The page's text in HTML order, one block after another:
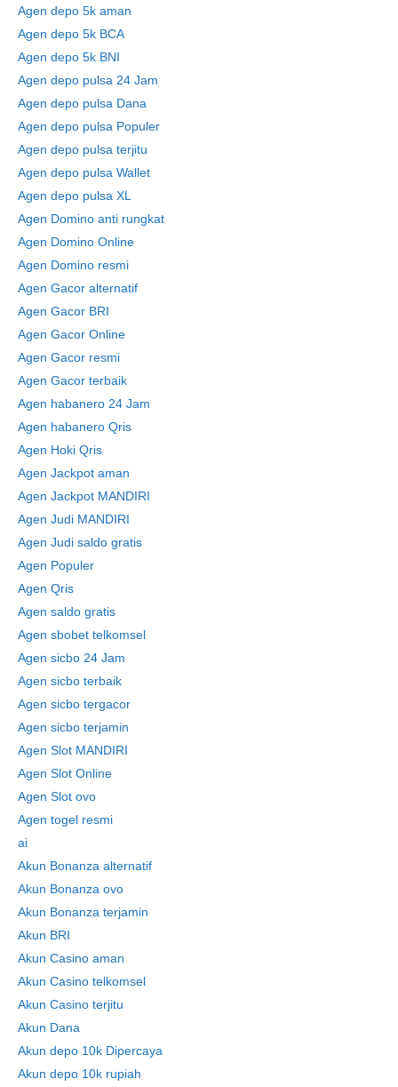
Agen depo 5k aman
Agen depo 5k BCA
Agen depo 5k BNI
Agen depo pulsa 24 Jam
Agen depo pulsa Dana
Agen depo pulsa Populer
Agen depo pulsa terjitu
Agen depo pulsa Wallet
Agen depo pulsa XL
Agen Domino anti rungkat
Agen Domino Online
Agen Domino resmi
Agen Gacor alternatif
Agen Gacor BRI
Agen Gacor Online
Agen Gacor resmi
Agen Gacor terbaik
Agen habanero 24 Jam
Agen habanero Qris
Agen Hoki Qris
Agen Jackpot aman
Agen Jackpot MANDIRI
Agen Judi MANDIRI
Agen Judi saldo gratis
Agen Populer
Agen Qris
Agen saldo gratis
Agen sbobet telkomsel
Agen sicbo 24 Jam
Agen sicbo terbaik
Agen sicbo tergacor
Agen sicbo terjamin
Agen Slot MANDIRI
Agen Slot Online
Agen Slot ovo
Agen togel resmi
ai
Akun Bonanza alternatif
Akun Bonanza ovo
Akun Bonanza terjamin
Akun BRI
Akun Casino aman
Akun Casino telkomsel
Akun Casino terjitu
Akun Dana
Akun depo 10k Dipercaya
Akun depo 10k rupiah